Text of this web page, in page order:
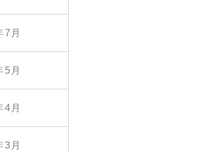
7月
5月
4月
3月